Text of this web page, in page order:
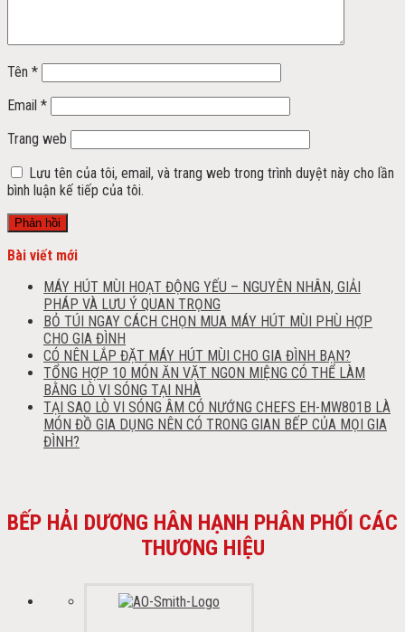
Tên *
Email *
Trang web
Lưu tên của tôi, email, và trang web trong trình duyệt này cho lần
bình luận kế tiếp của tôi.
Bài viết mới
MÁY HÚT MÙI HOẠT ĐỘNG YẾU – NGUYÊN NHÂN, GIẢI
PHÁP VÀ LƯU Ý QUAN TRỌNG
BỎ TÚI NGAY CÁCH CHỌN MUA MÁY HÚT MÙI PHÙ HỢP
CHO GIA ĐÌNH
CÓ NÊN LẮP ĐẶT MÁY HÚT MÙI CHO GIA ĐÌNH BẠN?
TỔNG HỢP 10 MÓN ĂN VẶT NGON MIỆNG CÓ THỂ LÀM
BẰNG LÒ VI SÓNG TẠI NHÀ
TẠI SAO LÒ VI SÓNG ÂM CÓ NƯỚNG CHEFS EH-MW801B LÀ
MÓN ĐỒ GIA DỤNG NÊN CÓ TRONG GIAN BẾP CỦA MỌI GIA
ĐÌNH?
BẾP HẢI DƯƠNG HÂN HẠNH PHÂN PHỐI CÁC
THƯƠNG HIỆU